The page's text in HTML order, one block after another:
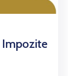
Impozite